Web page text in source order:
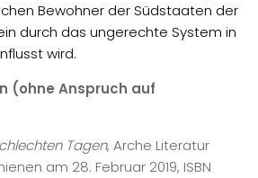
Bewohner der Südstaaten der
durch das ungerechte System in
wird.
(ohne Anspruch auf
Tagen, Arche Literatur
am 28. Februar 2019, ISBN